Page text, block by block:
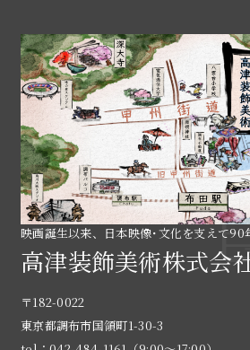
映画誕生以来、日本映像･文化を支えて90
高津装飾美術株式会
〒182-0022
東京都調布市国領町1-30-3